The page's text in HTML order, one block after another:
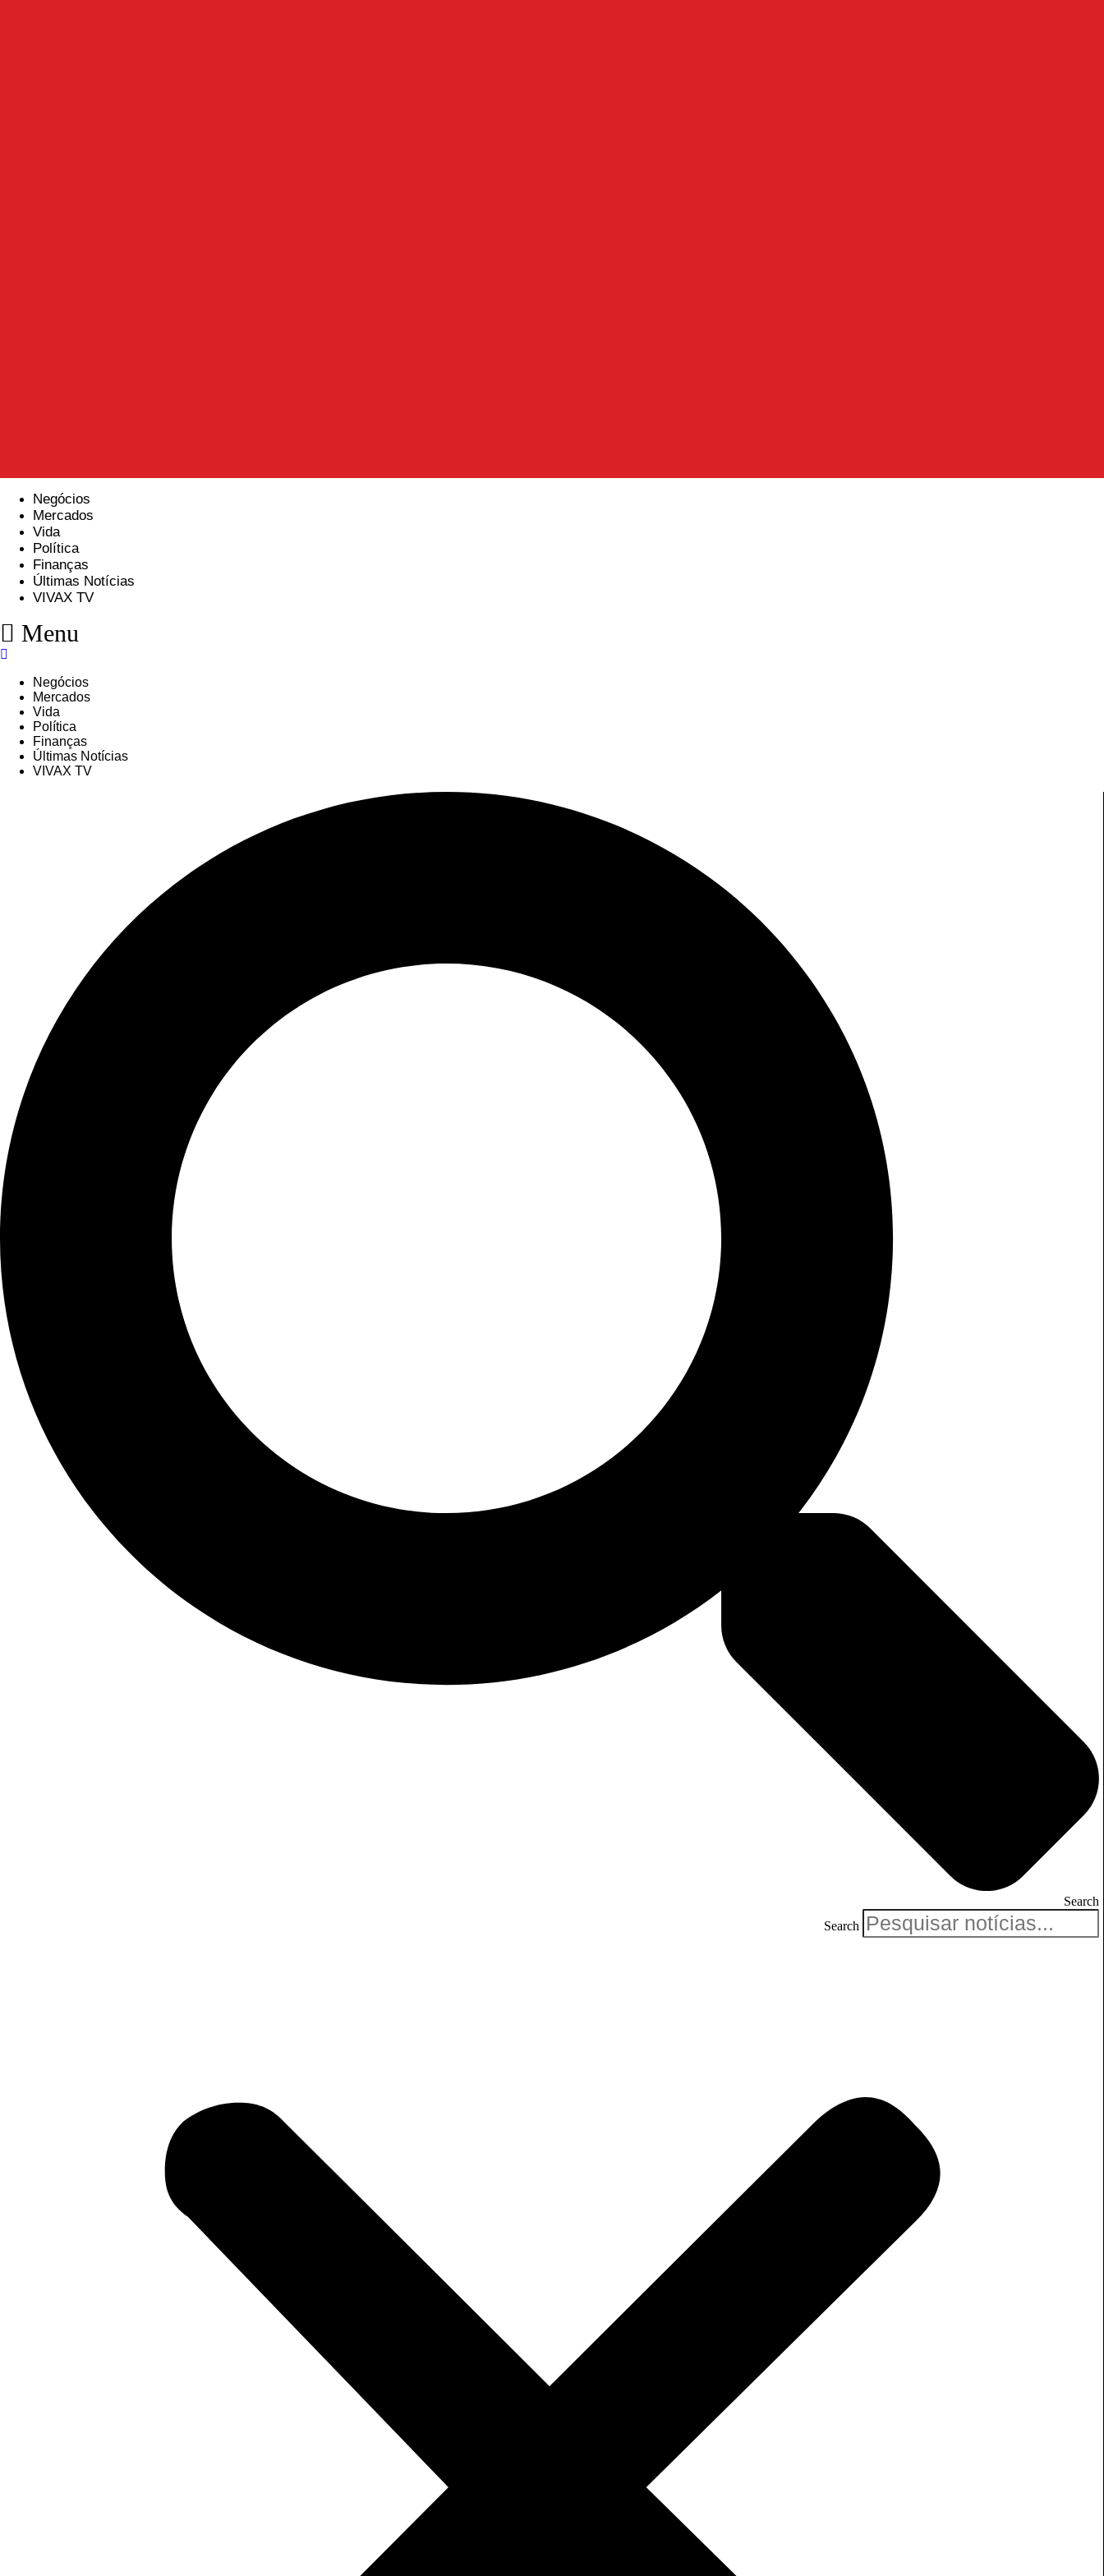
Negócios
Mercados
Vida
Política
Finanças
Últimas Notícias
VIVAX TV
Menu
Negócios
Mercados
Vida
Política
Finanças
Últimas Notícias
VIVAX TV
Search
Search